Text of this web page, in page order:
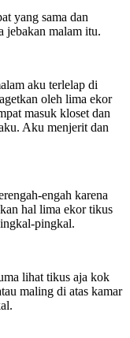
yang sama dan
jebakan malam itu.
aku terlelap di
oleh lima ekor
masuk kloset dan
Aku menjerit dan
engah karena
hal lima ekor tikus
pingkal.
lihat tikus aja kok
maling di atas kamar